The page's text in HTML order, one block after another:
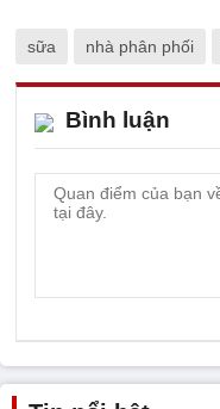
sữa nhà phân phối
Bình luận